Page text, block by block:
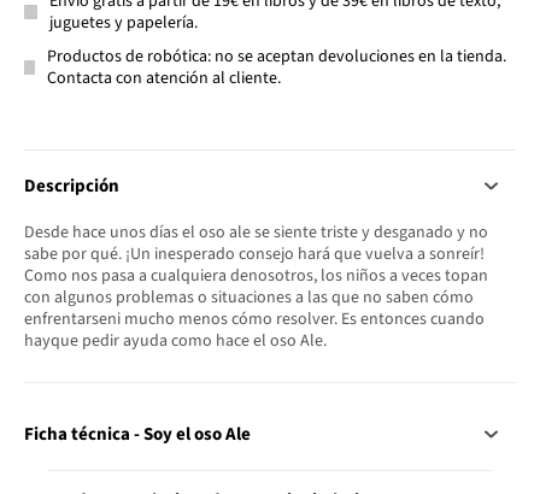
juguetes y papelería.
Productos de robótica: no se aceptan devoluciones en la tienda.
Contacta con atención al cliente.
Descripción
Desde hace unos días el oso ale se siente triste y desganado y no
sabe por qué. ¡Un inesperado consejo hará que vuelva a sonreír!
Como nos pasa a cualquiera denosotros, los niños a veces topan
con algunos problemas o situaciones a las que no saben cómo
enfrentarseni mucho menos cómo resolver. Es entonces cuando
hayque pedir ayuda como hace el oso Ale.
Ficha técnica - Soy el oso Ale